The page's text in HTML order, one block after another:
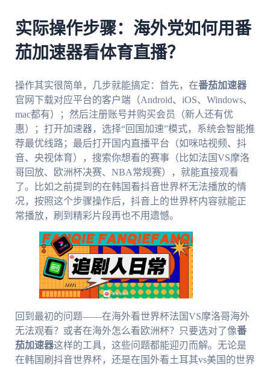
实际操作步骤：海外党如何用番
茄加速器看体育直播？
操作其实很简单，几步就能搞定：首先，在番茄加速器
官网下载对应平台的客户端（Android、iOS、Windows、
mac都有）；然后注册账号并购买会员（新人还有优
惠）；打开加速器，选择“回国加速”模式，系统会智能推
荐最优线路；最后打开国内直播平台（如咪咕视频、抖
音、央视体育），搜索你想看的赛事（比如法国VS摩洛
哥回放、欧洲杯决赛、NBA常规赛），就能直接观看
了。比如之前提到的在韩国看抖音世界杯无法播放的情
况，按照这个步骤操作后，抖音上的世界杯内容就能正
常播放，刷到精彩片段再也不用遗憾。
回到最初的问题——在海外看世界杯法国VS摩洛哥海外
无法观看？或者在海外怎么看欧洲杯？只要选对了像番
茄加速器这样的工具，这些问题都能迎刃而解。无论是
在韩国刷抖音世界杯，还是在国外看土耳其vs美国的世界